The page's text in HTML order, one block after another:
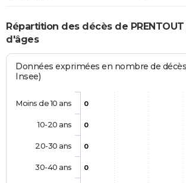
Répartition des décès de
d'âges
Données exprimées en nombre de
Insee)
0
0
0
0
Moins de 10 ans
10-20 ans
20-30 ans
30-40 ans